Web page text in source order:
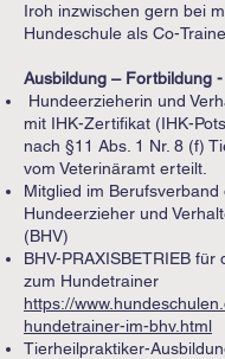
Iroh inzwischen gern bei
Hundeschule als Co-
Ausbildung – Fortbildung
Hundeerzieherin und
mit IHK-Zertifikat (IHK-
nach §11 Abs. 1 Nr. 8 (f)
vom Veterinäramt erteilt.
Mitglied im Berufsverband
Hundeerzieher und
(BHV)
BHV-PRAXISBETRIEB für
zum Hundetrainer
https://
hundetrainer-im-bhv.html
Tierheilpraktiker-